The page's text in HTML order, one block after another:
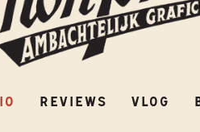
REVIEWS VLOG